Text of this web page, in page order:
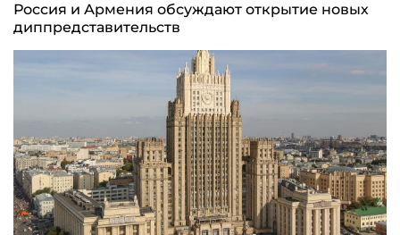
Россия и Армения обсуждают открытие новых
диппредставительств